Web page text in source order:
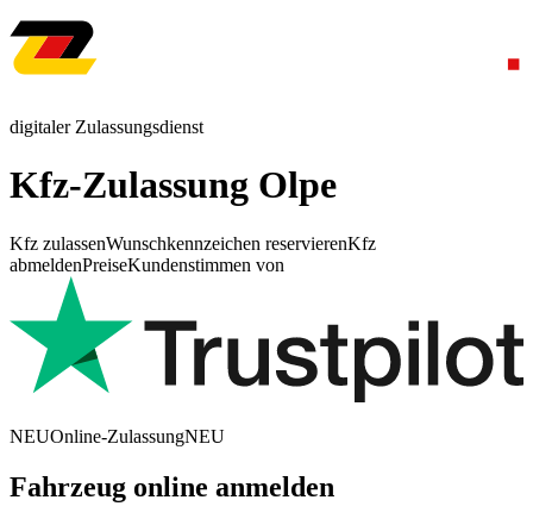
digitaler Zulassungsdienst
Kfz-Zulassung Olpe
Kfz zulassenWunschkennzeichen reservierenKfz
abmeldenPreiseKundenstimmen von
NEUOnline-ZulassungNEU
Fahrzeug online anmelden